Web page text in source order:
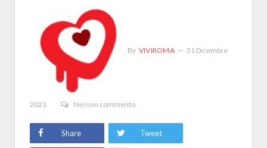
By VIVIROMA 31 Dicembre
2021 Nessun commento
Share Tweet